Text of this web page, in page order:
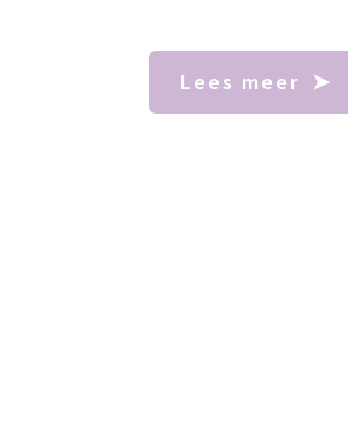
Lees meer